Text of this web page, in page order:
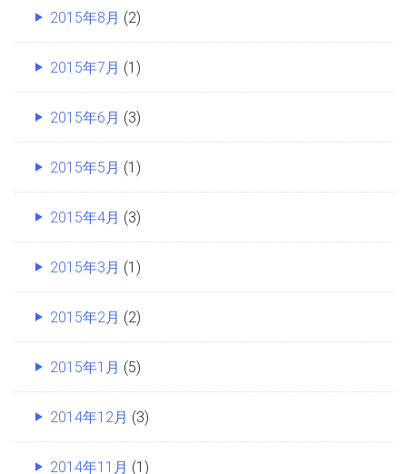
2015年8月 (2)
2015年7月 (1)
2015年6月 (3)
2015年5月 (1)
2015年4月 (3)
2015年3月 (1)
2015年2月 (2)
2015年1月 (5)
2014年12月 (3)
2014年11月 (1)